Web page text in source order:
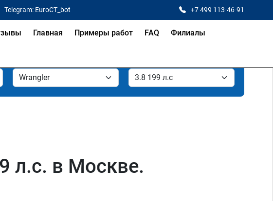
Telegram: EuroCT_bot +7 499 113-46-91
Главная Примеры работ FAQ Филиалы
л.с. в Москве.